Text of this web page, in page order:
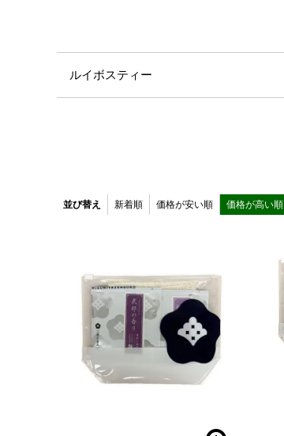
ルイボスティー
並び替え 新着順 価格が安い順 価格が高い順